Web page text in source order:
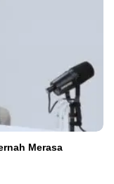
Merasa